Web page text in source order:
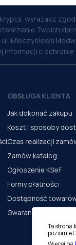
wyrażasz
Twoich
Mieczysława
informacji o
OBSŁUGA KLIENTA
Jak dokonać zakupu
Koszt i sposoby
Czas realizacji
Zamów katalog
Ogłoszenie KSeF
Formy płatności
Dostępność
Gwarancja i serwis
Ta strona